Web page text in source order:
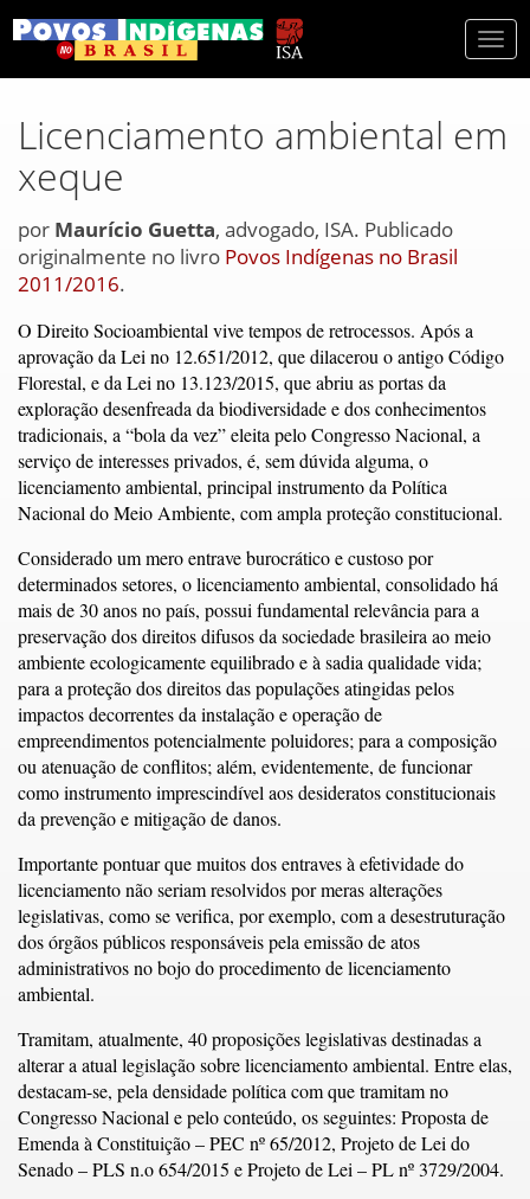
Licenciamento ambiental em
xeque
por Maurício Guetta, advogado, ISA. Publicado
originalmente no livro Povos Indígenas no Brasil
2011/2016.
O Direito Socioambiental vive tempos de retrocessos. Após a
aprovação da Lei no 12.651/2012, que dilacerou o antigo Código
Florestal, e da Lei no 13.123/2015, que abriu as portas da
exploração desenfreada da biodiversidade e dos conhecimentos
tradicionais, a “bola da vez” eleita pelo Congresso Nacional, a
serviço de interesses privados, é, sem dúvida alguma, o
licenciamento ambiental, principal instrumento da Política
Nacional do Meio Ambiente, com ampla proteção constitucional.
Considerado um mero entrave burocrático e custoso por
determinados setores, o licenciamento ambiental, consolidado há
mais de 30 anos no país, possui fundamental relevância para a
preservação dos direitos difusos da sociedade brasileira ao meio
ambiente ecologicamente equilibrado e à sadia qualidade vida;
para a proteção dos direitos das populações atingidas pelos
impactos decorrentes da instalação e operação de
empreendimentos potencialmente poluidores; para a composição
ou atenuação de conflitos; além, evidentemente, de funcionar
como instrumento imprescindível aos desideratos constitucionais
da prevenção e mitigação de danos.
Importante pontuar que muitos dos entraves à efetividade do
licenciamento não seriam resolvidos por meras alterações
legislativas, como se verifica, por exemplo, com a desestruturação
dos órgãos públicos responsáveis pela emissão de atos
administrativos no bojo do procedimento de licenciamento
ambiental.
Tramitam, atualmente, 40 proposições legislativas destinadas a
alterar a atual legislação sobre licenciamento ambiental. Entre elas,
destacam-se, pela densidade política com que tramitam no
Congresso Nacional e pelo conteúdo, os seguintes: Proposta de
Emenda à Constituição – PEC nº 65/2012, Projeto de Lei do
Senado – PLS n.o 654/2015 e Projeto de Lei – PL nº 3729/2004.